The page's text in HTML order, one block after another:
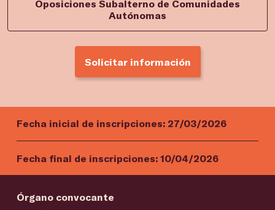
Oposiciones Subalterno de Comunidades
Autónomas
Solicitar información
Fecha inicial de inscripciones: 27/03/2026
Fecha final de inscripciones: 10/04/2026
Órgano convocante